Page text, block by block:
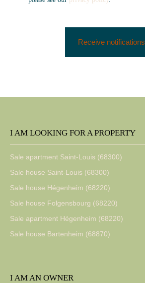
Receive notifications
I AM LOOKING FOR A PROPERTY
Sale apartment Saint-Louis (68300)
Sale house Saint-Louis (68300)
Sale house Hégenheim (68220)
Sale house Folgensbourg (68220)
Sale apartment Hégenheim (68220)
Sale house Bartenheim (68870)
I AM AN OWNER